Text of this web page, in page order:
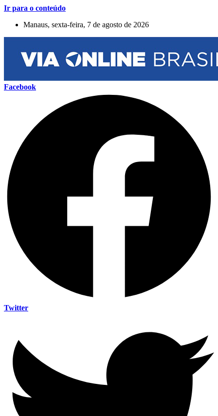
Ir para o conteúdo
Manaus, sexta-feira, 7 de agosto de 2026
Facebook
Twitter